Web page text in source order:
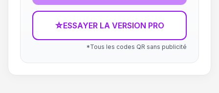
☆ESSAYER LA VERSION PRO
*Tous les codes QR sans publicité